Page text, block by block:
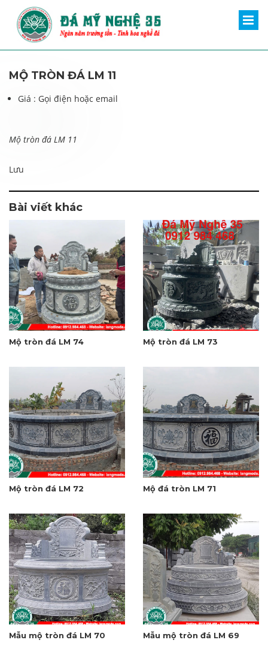
MỘ TRÒN ĐÁ LM 11
Giá : Gọi điện hoặc email
Mộ tròn đá LM 11
Lưu
Bài viết khác
Mộ tròn đá LM 74 Mộ tròn đá LM 73
Mộ tròn đá LM 72 Mộ đá tròn LM 71
Mẫu mộ tròn đá LM 70 Mẫu mộ tròn đá LM 69